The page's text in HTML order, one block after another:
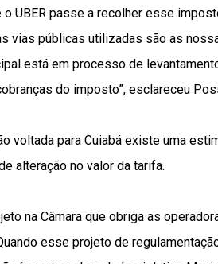
o UBER passe a recolher esse
vias públicas utilizadas são as
está em processo de
do imposto”, esclareceu
voltada para Cuiabá existe uma
alteração no valor da tarifa.
na Câmara que obriga as
esse projeto de